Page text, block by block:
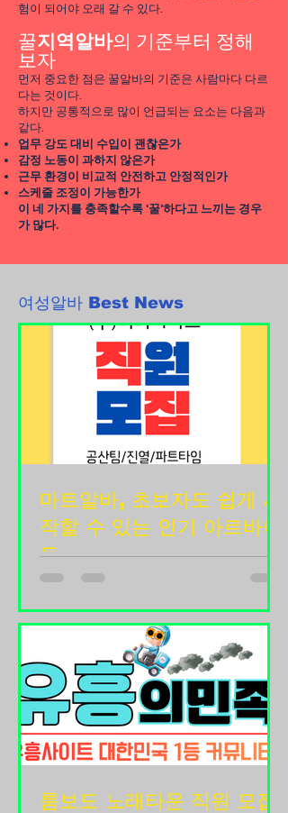
험이 되어야 오래 갈 수 있다.
꿀지역알바의 기준부터 정해
보자
먼저 중요한 점은 꿀알바의 기준은 사람마다 다르
다는 것이다.
하지만 공통적으로 많이 언급되는 요소는 다음과
같다.
업무 강도 대비 수입이 괜찮은가
감정 노동이 과하지 않은가
근무 환경이 비교적 안전하고 안정적인가
스케줄 조정이 가능한가
이 네 가지를 충족할수록 ‘꿀’하다고 느끼는 경우
가 많다.
여성알바 Best News
마트알바, 초보자도 쉽게 시
작할 수 있는 인기 아르바이
트
마트알바, 초보자도 쉽게 시작할 수 있
는 인기 아르바이트 마트알바는 학생,
주부, 취업 준비생, 직장인 투잡족 등 다
양한 사람들이 선택하는 대표적인 아르
바이트 중 하나입니다. 대형마트, 중소
형마트, 식자재마트, 창고형 할인매장
등 다양한 형태의 매장에서 근무할 수
있으며 특별한 자격증이나 경력이 없어
도 지원 가능한 경우가 많아 꾸준히 인
매일 방문하는 생활 밀착형 공간인 만
룸보도 노래타운 직원 모집